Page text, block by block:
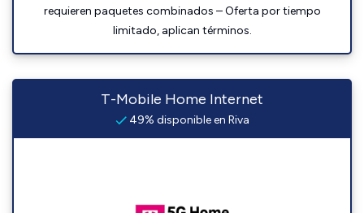
requieren paquetes combinados – Oferta por tiempo
limitado, aplican términos.
T-Mobile Home Internet
49% disponible en Riva